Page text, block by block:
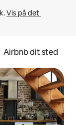
Vis på det
Airbnb dit sted